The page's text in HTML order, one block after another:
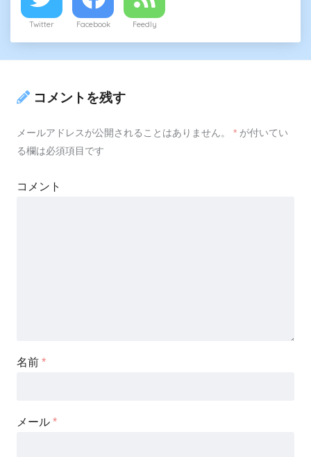
Twitter Facebook Feedly
コメントを残す
メールアドレスが公開されることはありません。 * が付いてい
る欄は必須項目です
コメント
名前 *
メール *